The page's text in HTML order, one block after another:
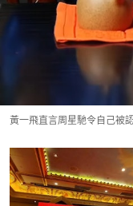
黃一飛直言周星馳令自己被